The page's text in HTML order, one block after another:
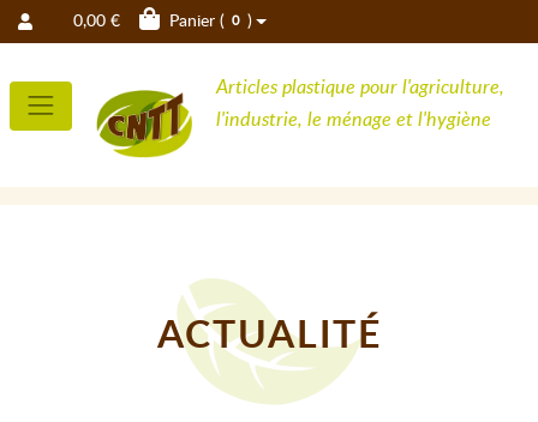
0,00 € Panier ( 0 )
Articles plastique pour l'agriculture,
l'industrie, le ménage et l'hygiène
ACTUALITÉ